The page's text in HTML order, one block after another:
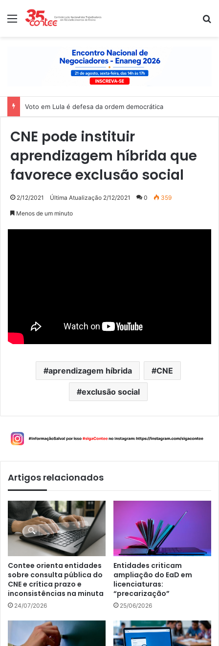
Menu
Voto em Lula é defesa da ordem democrática
CNE pode instituir
aprendizagem híbrida que
favorece exclusão social
2/12/2021 Última Atualização 2/12/2021 0 359
Menos de um minuto
aprendizagem híbrida CNE
exclusão social
Artigos relacionados
Contee orienta entidades
sobre consulta pública do
CNE e crítica prazo e
inconsistências na minuta
24/07/2026
Entidades criticam
ampliação do EaD em
licenciaturas:
“precarização”
25/06/2026